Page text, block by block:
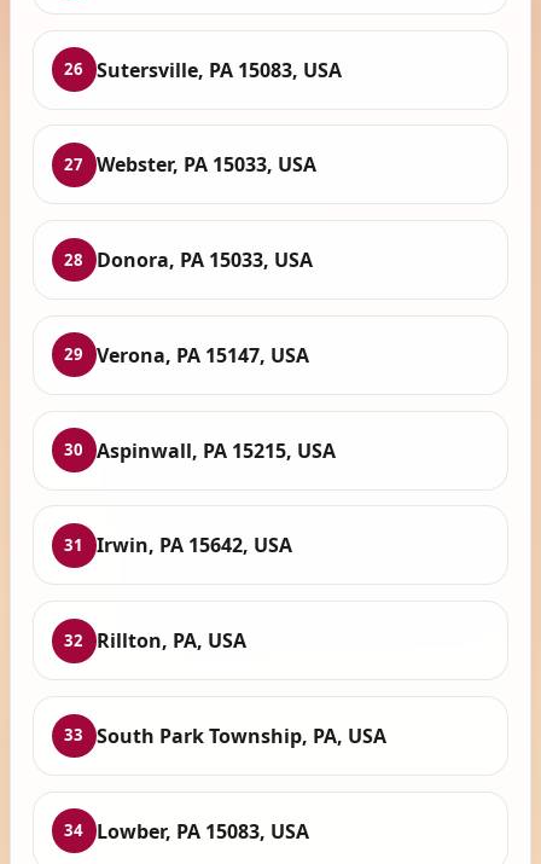
26 Sutersville, PA 15083, USA
27 Webster, PA 15033, USA
28 Donora, PA 15033, USA
29 Verona, PA 15147, USA
30 Aspinwall, PA 15215, USA
31 Irwin, PA 15642, USA
32 Rillton, PA, USA
33 South Park Township, PA, USA
34 Lowber, PA 15083, USA